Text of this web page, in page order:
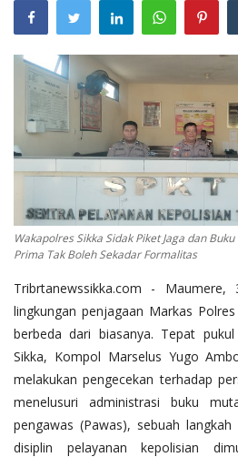
Wakapolres Sikka Sidak Piket Jaga dan
Prima Tak Boleh Sekadar Formalitas
Tribrtanewssikka.com -
lingkungan penjagaan Markas
berbeda dari biasanya. Tepat
Sikka, Kompol Marselus Yugo
melakukan pengecekan terhadap
menelusuri administrasi buku
pengawas (Pawas), sebuah
disiplin pelayanan kepolisian